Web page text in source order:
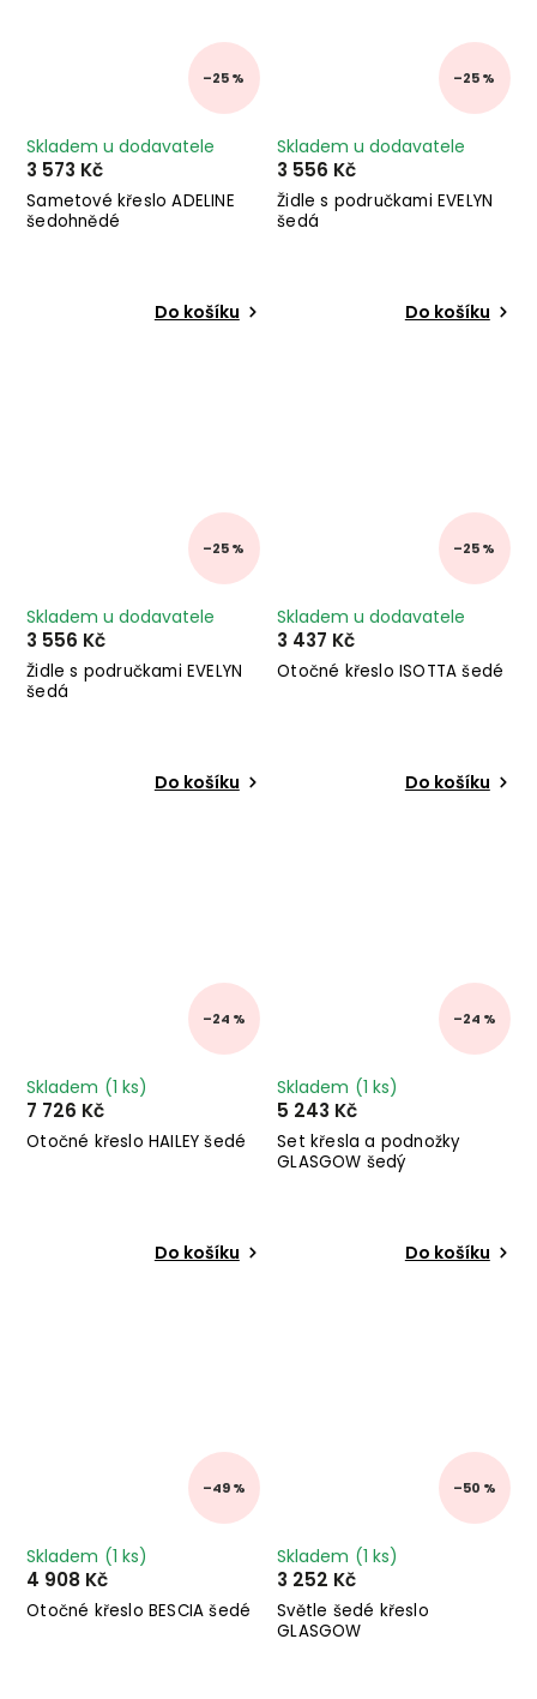
–25 %
Sametové křeslo ADELINE
šedohnědé
Skladem u dodavatele
3 573 Kč
Do košíku
–25 %
Židle s područkami EVELYN
šedá
Skladem u dodavatele
3 556 Kč
Do košíku
–25 %
Židle s područkami EVELYN
šedá
Skladem u dodavatele
3 556 Kč
Do košíku
–25 %
Otočné křeslo ISOTTA šedé
Skladem u dodavatele
3 437 Kč
Do košíku
–24 %
Otočné křeslo HAILEY šedé
Skladem (1 ks)
7 726 Kč
Do košíku
–24 %
Set křesla a podnožky
GLASGOW šedý
Skladem (1 ks)
5 243 Kč
Do košíku
–49 %
Otočné křeslo BESCIA šedé
Skladem (1 ks)
4 908 Kč
–50 %
Světle šedé křeslo
GLASGOW
Skladem (1 ks)
3 252 Kč